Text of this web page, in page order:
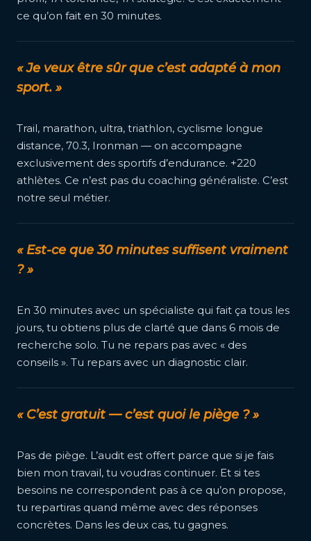
ce qu’on fait en 30 minutes.
« Je veux être sûr que c’est adapté à mon
sport. »
Trail, marathon, ultra, triathlon, cyclisme longue
distance, 70.3, Ironman — on accompagne
exclusivement des sportifs d’endurance. +220
athlètes. Ce n’est pas du coaching généraliste. C’est
notre seul métier.
« Est-ce que 30 minutes suffisent vraiment
? »
En 30 minutes avec un spécialiste qui fait ça tous les
jours, tu obtiens plus de clarté que dans 6 mois de
recherche solo. Tu ne repars pas avec « des
conseils ». Tu repars avec un diagnostic clair.
« C’est gratuit — c’est quoi le piège ? »
Pas de piège. L’audit est offert parce que si je fais
bien mon travail, tu voudras continuer. Et si tes
besoins ne correspondent pas à ce qu’on propose,
tu repartiras quand même avec des réponses
concrètes. Dans les deux cas, tu gagnes.